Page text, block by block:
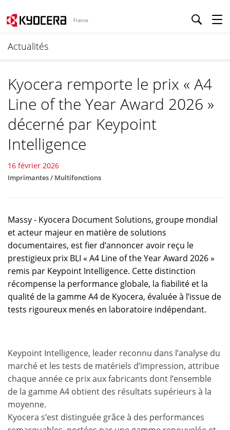
France
Actualités
Kyocera remporte le prix « A4
Line of the Year Award 2026 »
décerné par Keypoint
Intelligence
16 février 2026
Imprimantes / Multifonctions
Massy - Kyocera Document Solutions, groupe mondial
et acteur majeur en matière de solutions
documentaires, est fier d’annoncer avoir reçu le
prestigieux prix BLI « A4 Line of the Year Award 2026 »
remis par Keypoint Intelligence. Cette distinction
récompense la performance globale, la fiabilité et la
qualité de la gamme A4 de Kyocera, évaluée à l’issue de
tests rigoureux menés en laboratoire indépendant.
Keypoint Intelligence, leader reconnu dans l’analyse du
marché et les tests de matériels d’impression, attribue
chaque année ce prix aux fabricants dont l’ensemble
de la gamme A4 obtient des résultats supérieurs à la
moyenne.
Kyocera s’est distinguée grâce à des performances